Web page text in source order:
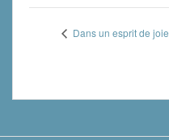
Dans un esprit de joie